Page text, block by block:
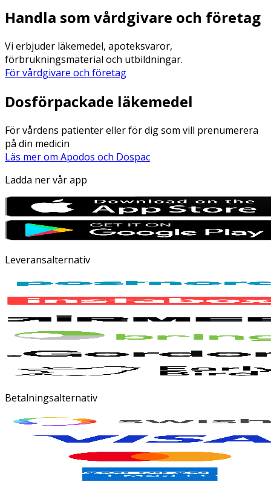
Handla som vårdgivare och företag
Vi erbjuder läkemedel, apoteksvaror,
förbrukningsmaterial och utbildningar.
För vårdgivare och företag
Dosförpackade läkemedel
För vårdens patienter eller för dig som vill prenumerera
på din medicin
Läs mer om Apodos och Dospac
Ladda ner vår app
Leveransalternativ
Betalningsalternativ